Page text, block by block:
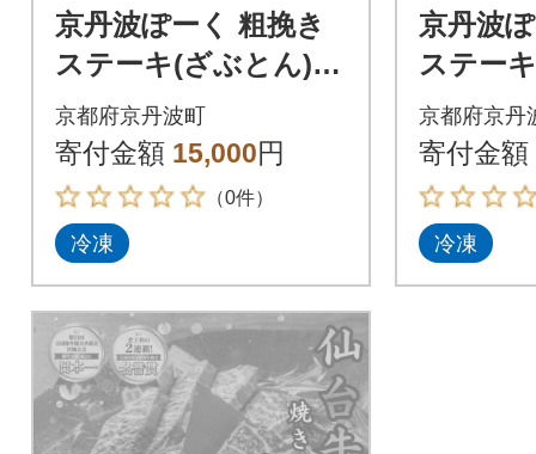
京丹波ぽーく 粗挽き
ステーキ(ざぶとん)柚
子味 3本セット
京都府京丹波町
寄付金額 15,000円
（0件）
冷凍
京丹波
ステー
バネロ
京都府京丹
寄付金額
冷凍